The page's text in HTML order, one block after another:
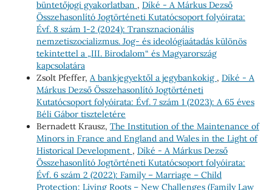
büntetőjogi gyakorlatban , Díké - A Márkus Dezső
Összehasonlító Jogtörténeti Kutatócsoport folyóirata:
Évf. 8 szám 1-2 (2024): Transznacionális
nemzetiszocializmus. Jog- és ideológiaátadás különös
tekintettel a „III. Birodalom“ és Magyarország
kapcsolatára
Zsolt Pfeffer, A bankjegyektől a jegybankokig , Díké - A
Márkus Dezső Összehasonlító Jogtörténeti
Kutatócsoport folyóirata: Évf. 7 szám 1 (2023): A 65 éves
Béli Gábor tiszteletére
Bernadett Krausz, The Institution of the Maintenance of
Minors in France and England and Wales in the Light of
Historical Development , Díké - A Márkus Dezső
Összehasonlító Jogtörténeti Kutatócsoport folyóirata:
Évf. 6 szám 2 (2022): Family – Marriage – Child
Protection: Living Roots – New Challenges (Family Law